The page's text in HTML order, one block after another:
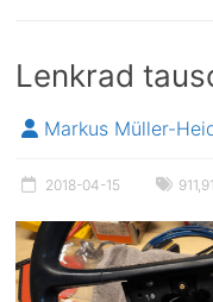
Lenkrad
Markus Müller-
2018-04-15 911